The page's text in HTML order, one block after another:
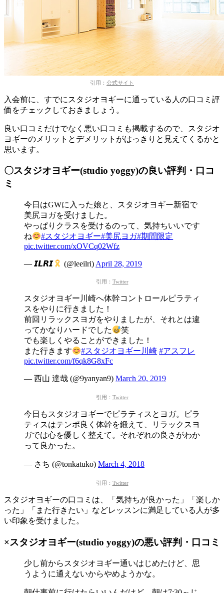
引用： 公式サイト
入会前に、すでにスタジオヨギーに通っている人の口コミ評
価をチェックしておきましょう。
良い口コミだけでなく悪い口コミも掲載するので、スタジオ
ヨギーのメリットとデメリットがはっきりと見えてくるかと
思います。
〇スタジオヨギー(studio yoggy)の良い評判・口コ
ミ
今日はGWに入った娘と、スタジオヨギー新宿で
美尻ヨガを受けました。
やっぱりクラスを受けるのって、気持ちいいです
ね
#スタジオヨギー#美尻ヨガ#期間限定
pic.twitter.com/xOVCq02Wfz
— 𝙄𝙇𝙍𝙄 (@leeilri) April 28, 2019
引用： Twitter
スタジオヨギー川崎へ体幹コントロールピラティ
スをやりに行きました！
前回リラックスヨガをやりましたが、それとは違
ってかなりハードでした
笑
でも楽しくやることができました！
また行きます
#スタジオヨギー川崎 #アスフレ
pic.twitter.com/f6qk8G8xFc
— 西山 達哉 (@9yanyan9) March 20, 2019
引用： Twitter
今日もスタジオヨギーでピラティスとヨガ。ピラ
ティスはテンポ良く体幹を鍛えて、リラックスヨ
ガでは心を優しく整えて。それぞれの良さがわか
って良かった。
— さち (@tonkatuko) March 4, 2018
引用： Twitter
スタジオヨギーの口コミは、「気持ちが良かった」「楽しか
った」「また行きたい」などレッスンに満足している人が多
い印象を受けました。
×スタジオヨギー(studio yoggy)の悪い評判・口コミ
少し前からスタジオヨギー通いはじめたけど、思
うように通えないからやめようかな。